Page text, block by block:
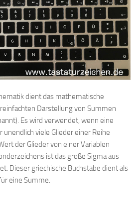
dient das mathematische
Darstellung von Summen
Es wird verwendet, wenn eine
viele Glieder einer Reihe
der Glieder von einer Variablen
ist das große Sigma aus
Dieser griechische Buchstabe dient als
eine Summe.